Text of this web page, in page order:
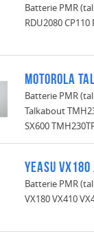
Batterie PMR
RDU2080
Motorola
Batterie PMR
Talkabout
SX600
Yeasu
Batterie PMR
VX180 VX410